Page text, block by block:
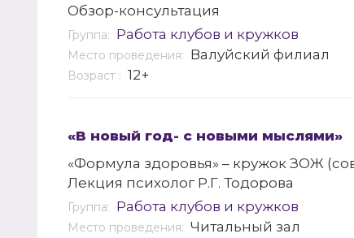
Обзор-консультация
Группа: Работа клубов и кружков
Место проведения: Валуйский филиал
Возраст : 12+
«В новый год- с новыми мыслями»
«Формула здоровья» – кружок ЗОЖ
Лекция психолог Р.Г. Тодорова
Группа: Работа клубов и кружков
Место проведения: Читальный зал